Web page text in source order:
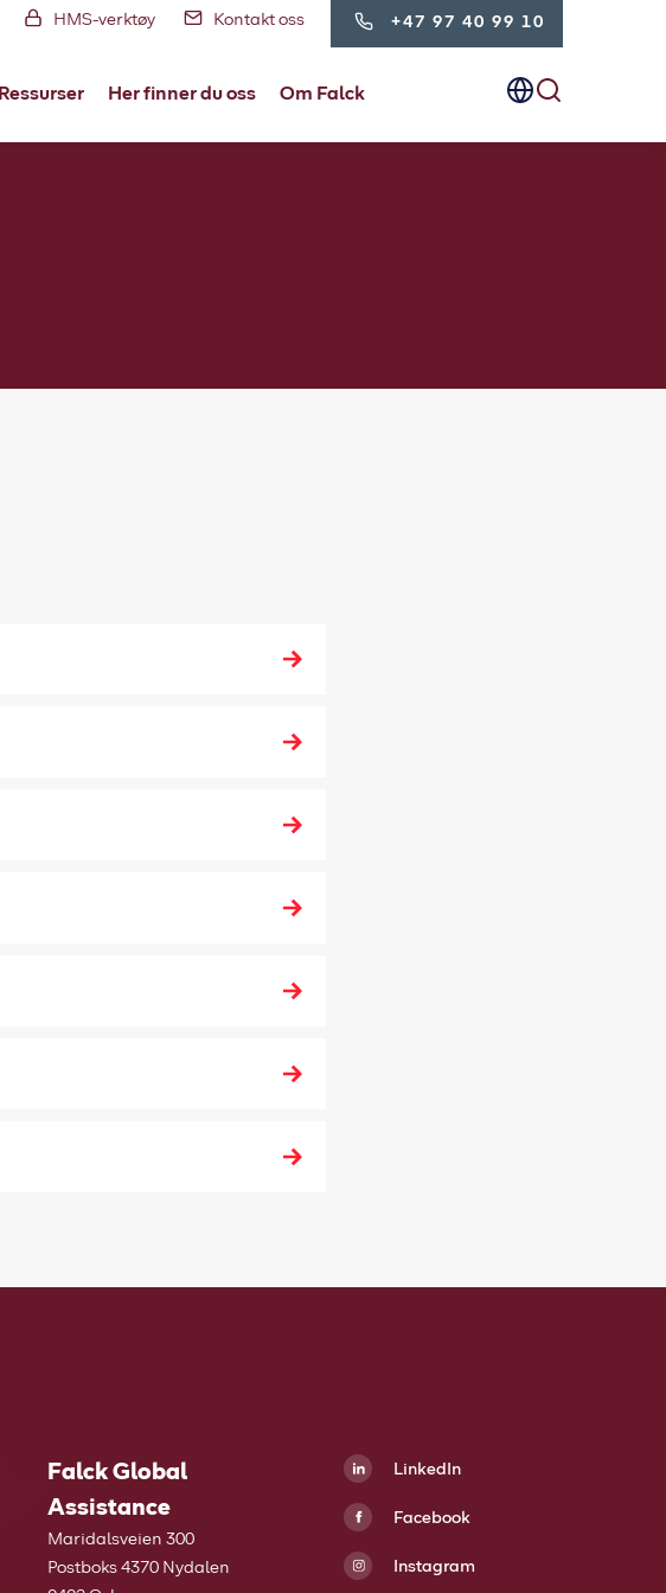
HMS-verktøy Kontakt oss +47 97 40 99 10
Ressurser Her finner du oss Om Falck
Falck Global
Assistance
Maridalsveien 300
Postboks 4370 Nydalen
LinkedIn
Facebook
Instagram